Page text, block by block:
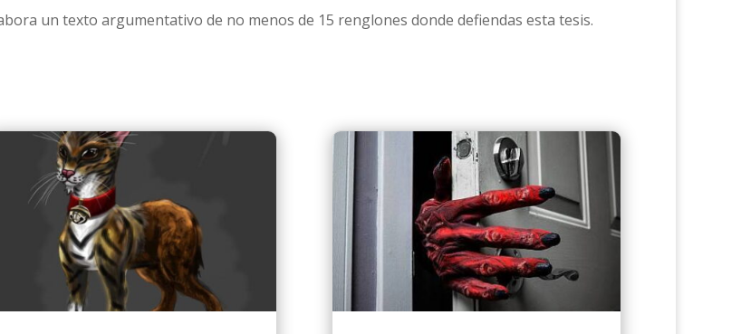
un texto argumentativo de no menos de 15 renglones donde defiendas esta tesis.